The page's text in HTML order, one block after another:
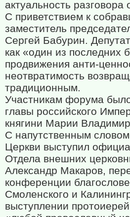
актуальность
С приветствием к
заместитель
Сергей Бабурин.
как «один из последних
продвижения анти-
неотвратимость
традиционным.
Участникам форума
главы российского
княгини Марии
С напутственным
Церкви выступил
Отдела внешних
Александр Макаров,
конференции
Смоленского и
выступлении